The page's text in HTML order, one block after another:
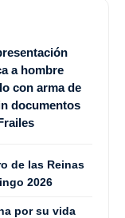
a hombre
con arma de
documentos
de las Reinas
2026
por su vida